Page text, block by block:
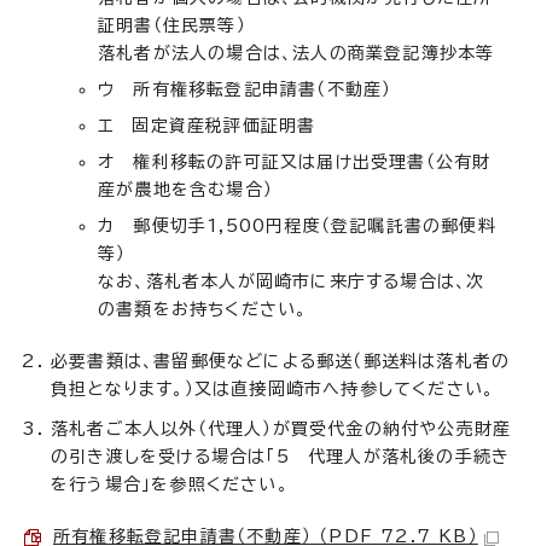
証明書（住民票等）
落札者が法人の場合は、法人の商業登記簿抄本等
ウ 所有権移転登記申請書（不動産）
エ 固定資産税評価証明書
オ 権利移転の許可証又は届け出受理書（公有財
産が農地を含む場合）
カ 郵便切手1,500円程度（登記嘱託書の郵便料
等）
なお、落札者本人が岡崎市に来庁する場合は、次
の書類をお持ちください。
必要書類は、書留郵便などによる郵送（郵送料は落札者の
負担となります。）又は直接岡崎市へ持参してください。
落札者ご本人以外（代理人）が買受代金の納付や公売財産
の引き渡しを受ける場合は「5 代理人が落札後の手続き
を行う場合」を参照ください。
所有権移転登記申請書（不動産） （PDF 72.7 KB）